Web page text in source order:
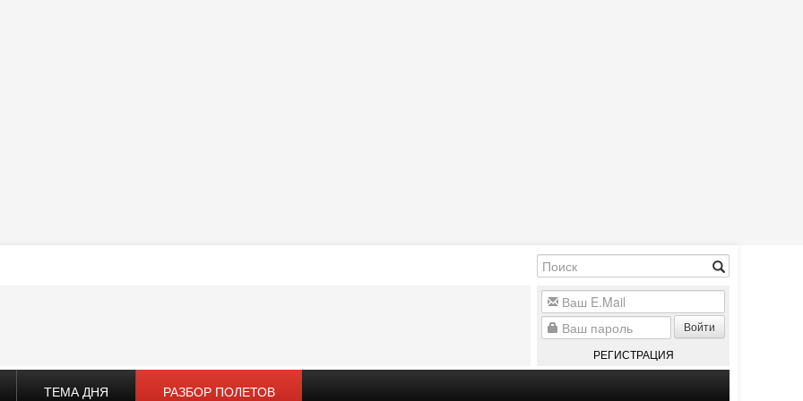
Войти
РЕГИСТРАЦИЯ
ТЕМА ДНЯ РАЗБОР ПОЛЕТОВ